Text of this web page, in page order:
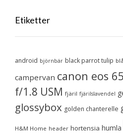
Etiketter
android björnbär black parrot tulip
campervan canon eos
f/1.8 USM fjäril fjärilslavendel
glossybox golden chanterelle
H&M Home header hortensia humla